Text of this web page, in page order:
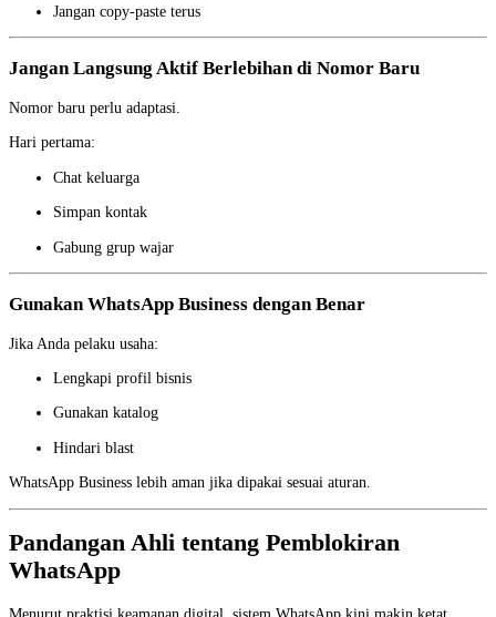
Jangan copy-paste terus
Jangan Langsung Aktif Berlebihan di Nomor Baru
Nomor baru perlu adaptasi.
Hari pertama:
Chat keluarga
Simpan kontak
Gabung grup wajar
Gunakan WhatsApp Business dengan Benar
Jika Anda pelaku usaha:
Lengkapi profil bisnis
Gunakan katalog
Hindari blast
WhatsApp Business lebih aman jika dipakai sesuai aturan.
Pandangan Ahli tentang Pemblokiran
WhatsApp